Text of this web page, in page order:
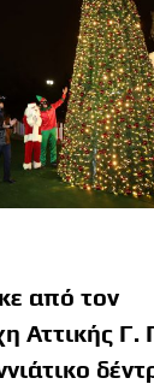
από τον
Αττικής Γ.